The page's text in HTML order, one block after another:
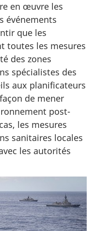
en œuvre les
événements
que les
toutes les mesures
des zones
spécialistes des
aux planificateurs
de mener
post-
les mesures
sanitaires locales
les autorités